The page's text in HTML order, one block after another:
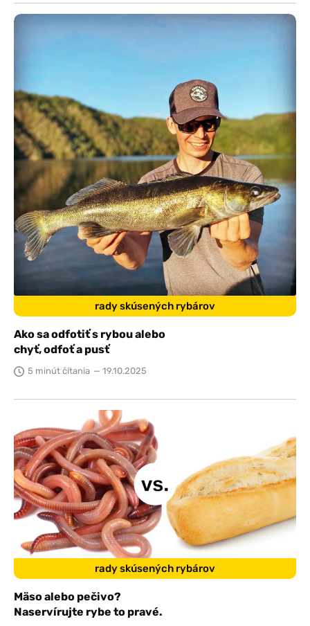
rady skúsených rybárov
Ako sa odfotiť s rybou alebo
chyť, odfoť a pusť
5 minút čítania — 19.10.2025
rady skúsených rybárov
Mäso alebo pečivo?
Naservírujte rybe to pravé.